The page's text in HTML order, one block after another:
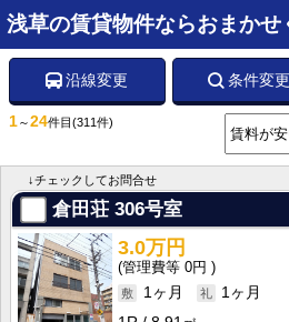
浅草の賃貸物件ならおまかせ
沿線変更 条件変更
1～24件目 (311件)
↓チェックしてお問合せ
倉田荘 306号室
3.0万円
0円
1ヶ月
1ヶ月